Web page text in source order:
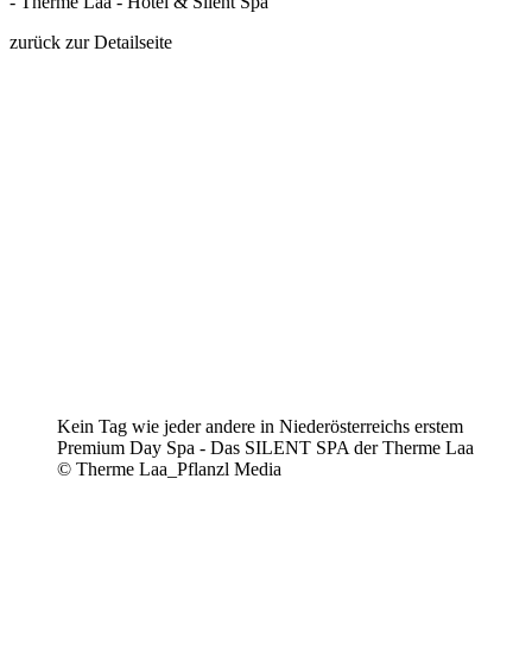
zurück zur Detailseite
Kein Tag wie jeder andere in Niederösterreichs erstem
Premium Day Spa - Das SILENT SPA der Therme Laa
© Therme Laa_Pflanzl Media